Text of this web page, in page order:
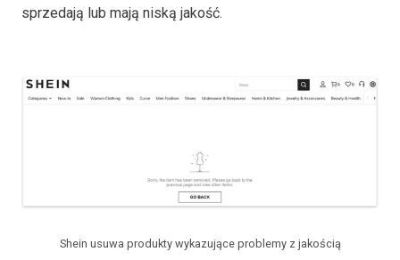
sprzedają lub mają niską jakość.
Shein usuwa produkty wykazujące problemy z jakością